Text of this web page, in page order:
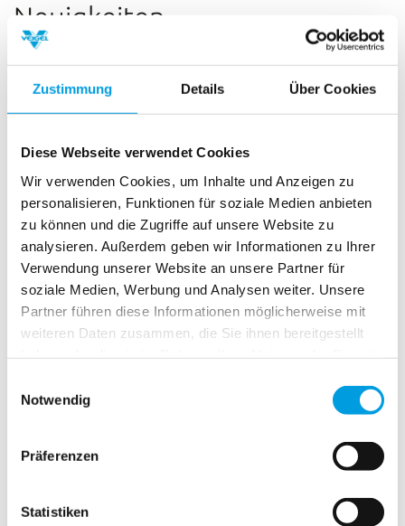
Zustimmung Details Über Cookies
Diese Webseite verwendet Cookies
Wir verwenden Cookies, um Inhalte und Anzeigen zu
personalisieren, Funktionen für soziale Medien anbieten
zu können und die Zugriffe auf unsere Website zu
analysieren. Außerdem geben wir Informationen zu Ihrer
Verwendung unserer Website an unsere Partner für
soziale Medien, Werbung und Analysen weiter. Unsere
Partner führen diese Informationen möglicherweise mit
weiteren Daten zusammen, die Sie ihnen bereitgestellt
Notwendig
Präferenzen
Statistiken
Neuigkeiten
Fahrlehrertagungen 2017
18. Februar 2017: Auch in 2017 wird Veigel
von Doppelbedienungen sind wir seit Jahrzehnten auf
allen Tagungen vor Ort, um mit den Endkunden in den
regionalen Märkten kontakt aufzunehmen. Wir freuen
uns auf Ihren Besuch und Ihre Geschichten über
Ihre Veigel Doppelbedienungen. (weiter unten sehen
Sie ein paar Impressionen von den diesjährigen
Fahrlehrertagungen.) Fahrlehrertagungen 2017
Hamburg 18.02 Niedersachsen 11.03 Mecklenburg-
NMEDA Conference